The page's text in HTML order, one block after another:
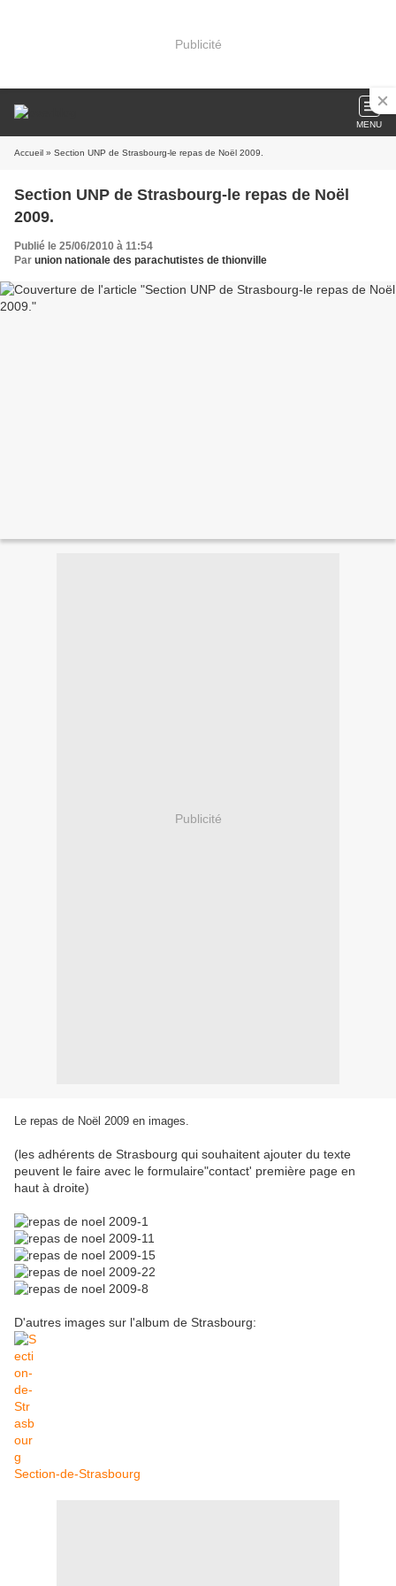
Publicité
MENU
Accueil » Section UNP de Strasbourg-le repas de Noël 2009.
Section UNP de Strasbourg-le repas de Noël
2009.
Publié le 25/06/2010 à 11:54
Par union nationale des parachutistes de thionville
Publicité
Le repas de Noël 2009 en images.
(les adhérents de Strasbourg qui souhaitent ajouter du texte
peuvent le faire avec le formulaire"contact' première page en
haut à droite)
D'autres images sur l'album de Strasbourg:
Section-de-Strasbourg